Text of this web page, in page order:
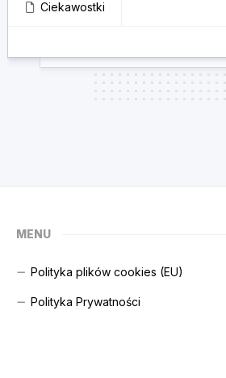
Ciekawostki
MENU
Polityka plików cookies (EU)
Polityka Prywatności